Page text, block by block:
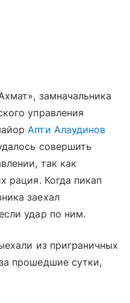
замначальника
управления
Апти Алаудинов
совершить
так как
рация. Когда пикап
заехал
удар по ним.
из приграничных
прошедшие сутки,